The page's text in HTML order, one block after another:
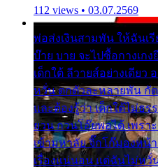
112 views • 03.07.2569
พ่อส่งเงินสามพัน ให้ฉันเ
บ๊าย บาย จะไปซื้อกางเกง
เด็กใต้ ลีวายส์อย่างเดียว
หวั่น ตกตัวละหลายพัน กั
และต้องรู้ว่า เด็กใต้ไม่ธร
ยวน กวนโอ๊ยพอได้ เพรา
เข้ามหาลัย จิ๊กโก๊มองหน้
เรื่องแน่นอน แต่ฉันไม่หวั่